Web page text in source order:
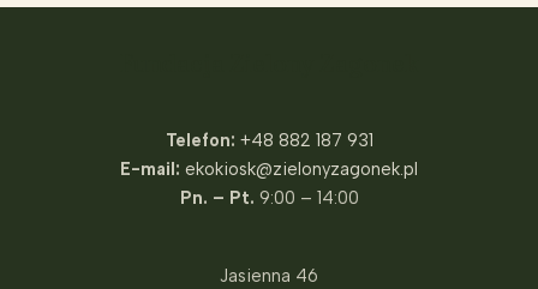
Telefon: +48 882 187 931
E-mail: ekokiosk@zielonyzagonek.pl
Pn. – Pt. 9:00 – 14:00
Jasienna 46